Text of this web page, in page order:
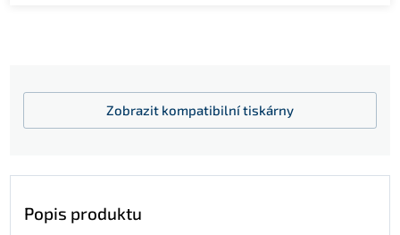
Zobrazit kompatibilní tiskárny
Popis produktu